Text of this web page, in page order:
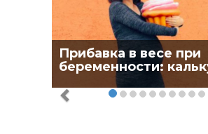
Прибавка в весе при
беременности: